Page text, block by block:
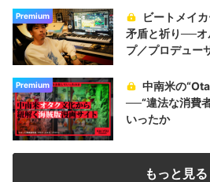
Premium
ビートメイ
矛盾と祈り──オ
プ／プロデュー
Premium
中南米の
──“違法な消費
いったか
もっと見る